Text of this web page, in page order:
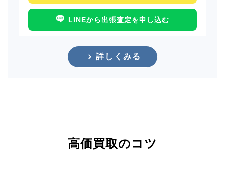
LINEから出張査定を申し込む
詳しくみる
高価買取のコツ